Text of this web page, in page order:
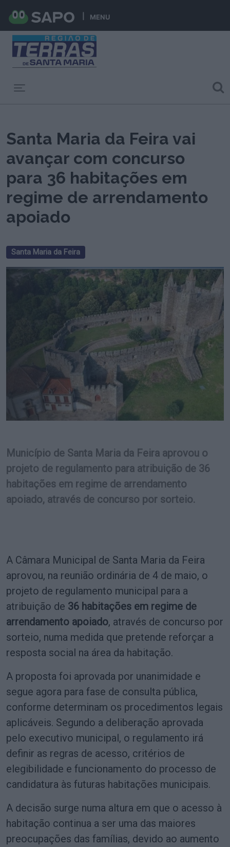
MENU
Santa Maria da Feira vai
avançar com concurso
para 36 habitações em
regime de arrendamento
apoiado
Santa Maria da Feira
Município de Santa Maria da Feira aprovou o
projeto de regulamento para atribuição de 36
habitações em regime de arrendamento
apoiado, através de concurso por sorteio.
A Câmara Municipal de Santa Maria da Feira
aprovou, na reunião ordinária de 4 de maio, o
projeto de regulamento municipal para a
atribuição de 36 habitações em regime de
arrendamento apoiado, através de concurso por
sorteio, numa medida que pretende reforçar a
resposta social na área da habitação.
A proposta foi aprovada por unanimidade e
segue agora para fase de consulta pública,
conforme determinam os procedimentos legais
aplicáveis. Segundo a deliberação aprovada
pelo executivo municipal, o regulamento irá
definir as regras de acesso, critérios de
elegibilidade e funcionamento do processo de
candidatura às futuras habitações municipais.
A decisão surge numa altura em que o acesso à
habitação continua a ser uma das maiores
preocupações das famílias, devido ao aumento